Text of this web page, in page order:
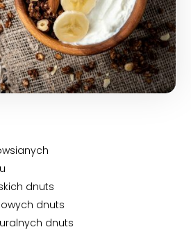
dnuts
dnuts
dnuts